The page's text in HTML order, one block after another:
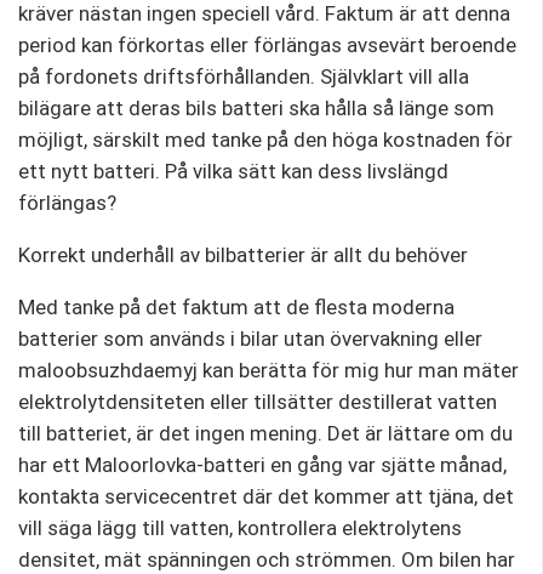
kräver nästan ingen speciell vård. Faktum är att denna
period kan förkortas eller förlängas avsevärt beroende
på fordonets driftsförhållanden. Självklart vill alla
bilägare att deras bils batteri ska hålla så länge som
möjligt, särskilt med tanke på den höga kostnaden för
ett nytt batteri. På vilka sätt kan dess livslängd
förlängas?
Korrekt underhåll av bilbatterier är allt du behöver
Med tanke på det faktum att de flesta moderna
batterier som används i bilar utan övervakning eller
maloobsuzhdaemyj kan berätta för mig hur man mäter
elektrolytdensiteten eller tillsätter destillerat vatten
till batteriet, är det ingen mening. Det är lättare om du
har ett Maloorlovka-batteri en gång var sjätte månad,
kontakta servicecentret där det kommer att tjäna, det
vill säga lägg till vatten, kontrollera elektrolytens
densitet, mät spänningen och strömmen. Om bilen har